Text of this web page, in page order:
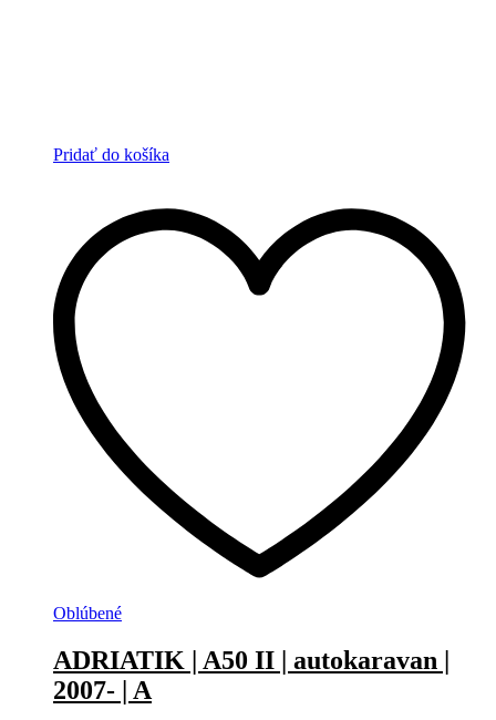
Pridať do košíka
Oblúbené
ADRIATIK | A50 II | autokaravan |
2007- | A